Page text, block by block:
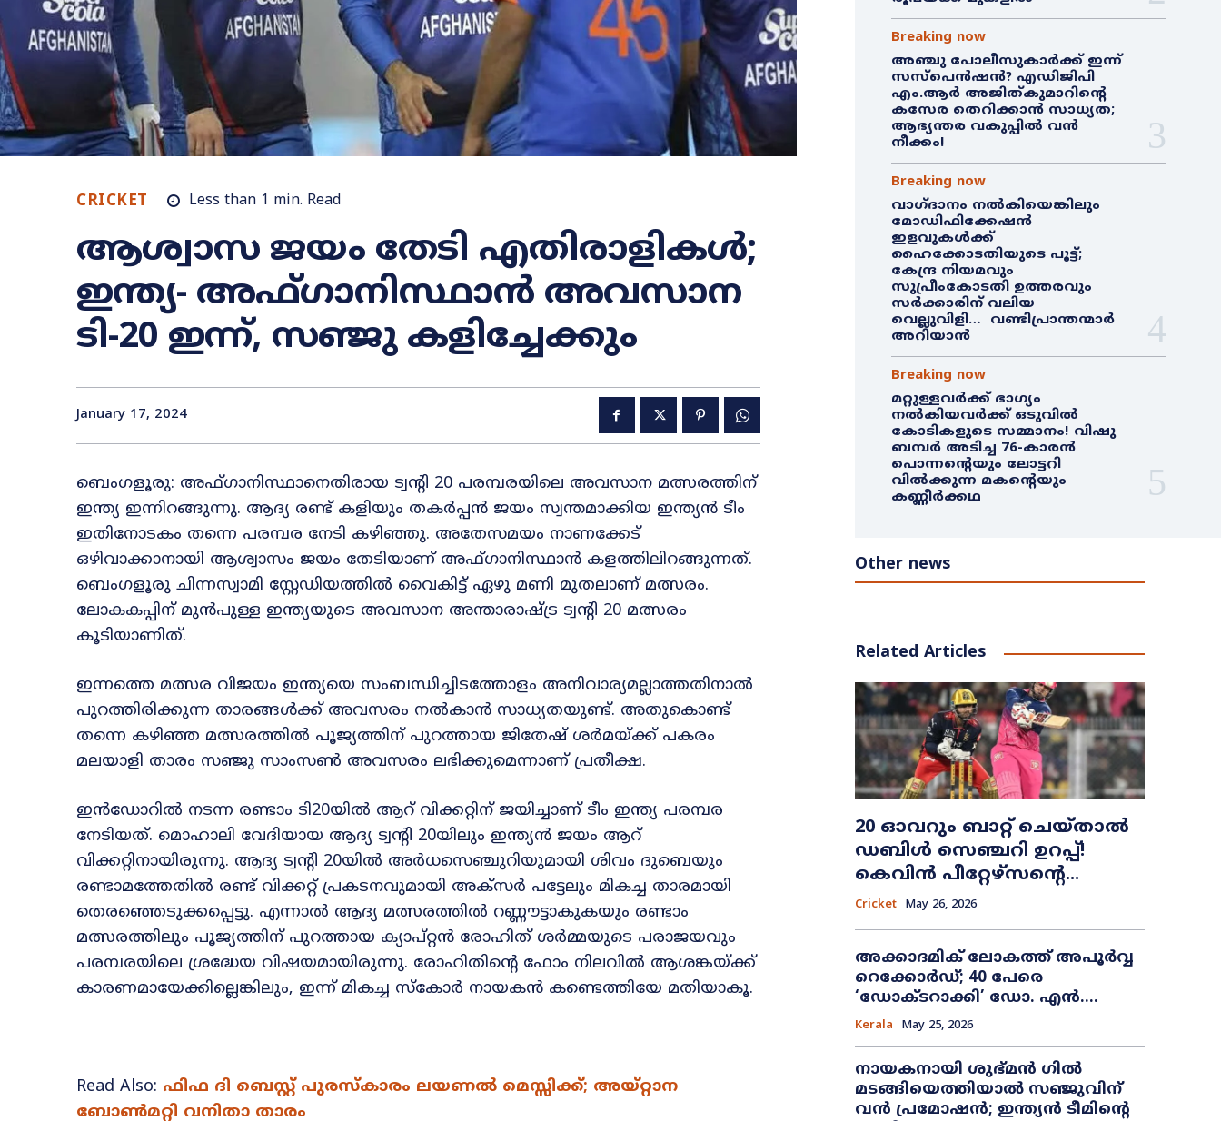
CRICKET Less than 1 min. Read
ആശ്വാസ ജയം തേടി എതിരാളികൾ;
ഇന്ത്യ- അഫ്ഗാനിസ്ഥാൻ അവസാന
ടി-20 ഇന്ന്, സഞ്ജു കളിച്ചേക്കും
January 17, 2024
ബെംഗളൂരു: അഫ്ഗാനിസ്ഥാനെതിരായ ട്വന്‍റി 20 പരമ്പരയിലെ അവസാന മത്സരത്തിന്
ഇന്ത്യ ഇന്നിറങ്ങുന്നു. ആദ്യ രണ്ട് കളിയും തകർപ്പൻ ജയം സ്വന്തമാക്കിയ ഇന്ത്യൻ ടീം
ഇതിനോടകം തന്നെ പരമ്പര നേടി കഴിഞ്ഞു. അതേസമയം നാണക്കേട്
ഒഴിവാക്കാനായി ആശ്വാസം ജയം തേടിയാണ് അഫ്ഗാനിസ്ഥാൻ കളത്തിലിറങ്ങുന്നത്.
ബെംഗളൂരു ചിന്നസ്വാമി സ്റ്റേഡിയത്തിൽ വൈകിട്ട് ഏഴു മണി മുതലാണ് മത്സരം.
ലോകകപ്പിന് മുൻപുള്ള ഇന്ത്യയുടെ അവസാന അന്താരാഷ്ട്ര ട്വന്‍റി 20 മത്സരം
കൂടിയാണിത്.
ഇന്നത്തെ മത്സര വിജയം ഇന്ത്യയെ സംബന്ധിച്ചിടത്തോളം അനിവാര്യമല്ലാത്തതിനാൽ
പുറത്തിരിക്കുന്ന താരങ്ങൾക്ക് അവസരം നൽകാൻ സാധ്യതയുണ്ട്. അതുകൊണ്ട്
തന്നെ കഴിഞ്ഞ മത്സരത്തിൽ പൂജ്യത്തിന് പുറത്തായ ജിതേഷ് ശർമയ്ക്ക് പകരം
മലയാളി താരം സഞ്ജു സാംസൺ അവസരം ലഭിക്കുമെന്നാണ് പ്രതീക്ഷ.
ഇന്‍ഡോറില്‍ നടന്ന രണ്ടാം ടി20യില്‍ ആറ് വിക്കറ്റിന് ജയിച്ചാണ് ടീം ഇന്ത്യ പരമ്പര
നേടിയത്. മൊഹാലി വേദിയായ ആദ്യ ട്വന്‍റി 20യിലും ഇന്ത്യന്‍ ജയം ആറ്
വിക്കറ്റിനായിരുന്നു. ആദ്യ ട്വന്‍റി 20യില്‍ അര്‍ധസെഞ്ചുറിയുമായി ശിവം ദുബെയും
രണ്ടാമത്തേതില്‍ രണ്ട് വിക്കറ്റ് പ്രകടനവുമായി അക്സര്‍ പട്ടേലും മികച്ച താരമായി
തെരഞ്ഞെടുക്കപ്പെട്ടു. എന്നാൽ ആദ്യ മത്സരത്തിൽ റണ്ണൗട്ടാകുകയും രണ്ടാം
മത്സരത്തിലും പൂജ്യത്തിന് പുറത്തായ ക്യാപ്റ്റൻ രോഹിത് ശർമ്മയുടെ പരാജയവും
പരമ്പരയിലെ ശ്രദ്ധേയ വിഷയമായിരുന്നു. രോഹിതിന്റെ ഫോം നിലവിൽ ആശങ്കയ്ക്ക്
കാരണമായേക്കില്ലെങ്കിലും, ഇന്ന് മികച്ച സ്കോർ നായകൻ കണ്ടെത്തിയേ മതിയാകൂ.
Read Also: ഫിഫ ദി ബെസ്റ്റ് പുരസ്കാരം ലയണൽ മെസ്സിക്ക്; അയ്റ്റാന
ബോൺമറ്റി വനിതാ താരം
Breaking now
അഞ്ചു പോലീസുകാർക്ക് ഇന്ന്
സസ്‌പെൻഷൻ? എഡിജിപി
എം.ആർ അജിത്കുമാറിൻ്റെ
കസേര തെറിക്കാൻ സാധ്യത;
ആഭ്യന്തര വകുപ്പിൽ വൻ
നീക്കം!
Breaking now
വാഗ്ദാനം നൽകിയെങ്കിലും
മോഡിഫിക്കേഷൻ
ഇളവുകൾക്ക്
ഹൈക്കോടതിയുടെ പൂട്ട്;
കേന്ദ്ര നിയമവും
സുപ്രീംകോടതി ഉത്തരവും
സർക്കാരിന് വലിയ
വെല്ലുവിളി… വണ്ടിപ്രാന്തന്മാർ
അറിയാൻ
Breaking now
മറ്റുള്ളവർക്ക് ഭാഗ്യം
നൽകിയവർക്ക് ഒടുവിൽ
കോടികളുടെ സമ്മാനം! വിഷു
ബമ്പർ അടിച്ച 76-കാരൻ
പൊന്നന്റെയും ലോട്ടറി
വിൽക്കുന്ന മകന്റെയും
കണ്ണീർക്കഥ
Other news
Related Articles
20 ഓവറും ബാറ്റ് ചെയ്താൽ
ഡബിൾ സെഞ്ചറി ഉറപ്പ്!
കെവിൻ പീറ്റേഴ്സന്റെ...
Cricket May 26, 2026
അക്കാദമിക് ലോകത്ത് അപൂർവ്വ
റെക്കോർഡ്; 40 പേരെ
‘ഡോക്ടറാക്കി’ ഡോ. എൻ....
Kerala May 25, 2026
നായകനായി ശുഭ്മൻ ഗിൽ
മടങ്ങിയെത്തിയാൽ സഞ്ജുവിന്
വൻ പ്രമോഷൻ; ഇന്ത്യൻ ടീമിന്റെ